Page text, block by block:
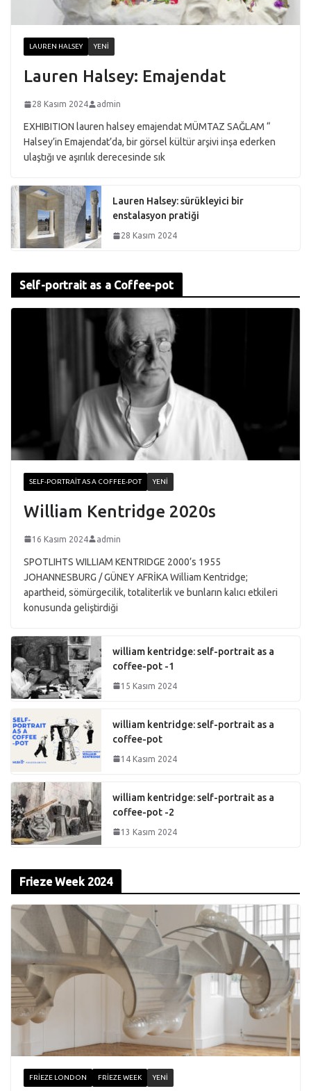
LAUREN HALSEY YENI
Lauren Halsey: Emajendat
28 Kasım 2024 admin
EXHIBITION lauren halsey emajendat MÜMTAZ SAĞLAM “
Halsey’in Emajendat’da, bir görsel kültür arşivi inşa ederken
ulaştığı ve aşırılık derecesinde sık
Lauren Halsey: sürükleyici bir
enstalasyon pratiği
28 Kasım 2024
Self-portrait as a Coffee-pot
SELF-PORTRAIT AS A COFFEE-POT YENI
William Kentridge 2020s
16 Kasım 2024 admin
SPOTLIHTS WILLIAM KENTRIDGE 2000’s 1955
JOHANNESBURG / GÜNEY AFRİKA William Kentridge;
apartheid, sömürgecilik, totaliterlik ve bunların kalıcı etkileri
konusunda geliştirdiği
william kentridge: self-portrait as a
coffee-pot -1
15 Kasım 2024
william kentridge: self-portrait as a
coffee-pot
14 Kasım 2024
william kentridge: self-portrait as a
coffee-pot -2
13 Kasım 2024
Frieze Week 2024
FRIEZE LONDON FRIEZE WEEK YENI